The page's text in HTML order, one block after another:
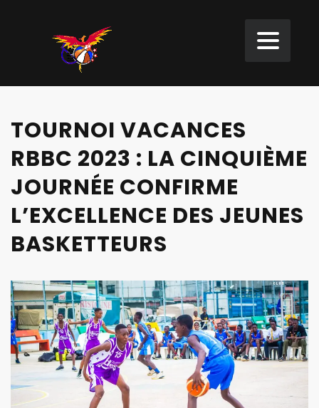
TOURNOI VACANCES
RBBC 2023 : LA CINQUIÈME
JOURNÉE CONFIRME
L’EXCELLENCE DES JEUNES
BASKETTEURS